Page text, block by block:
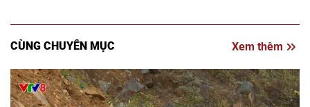
CÙNG CHUYÊN MỤC Xem thêm